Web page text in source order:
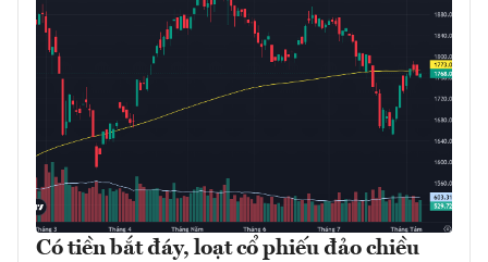
Có tiền bắt đáy, loạt cổ phiếu đảo chiều